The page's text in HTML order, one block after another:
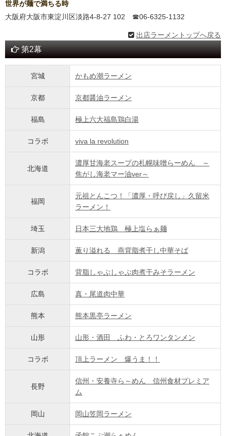
世界が麺で満ちる時
大阪府大阪市東淀川区淡路4-8-27 102 ☎︎06-6325-1132
出店ラーメントップへ戻る
第2幕
宮城 かもめ潮ラーメン
京都 京都醤油ラーメン
福島 極上六大福島鶏白湯
コラボ viva la revolution
北海道
濃厚甘海老スープの札幌味噌らーめん ～
焦がし海老マー油ver～
福岡
元祖とんこつ！「濃厚・呼び戻し」久留米
ラーメン！
埼玉 日本三大地鶏 極上塩らぁ麺
新潟 薫り溢れる 燕背脂煮干し中華そば
コラボ 背脂しゃぶしゃぶ肉煮干みそラーメン
広島 真・尾道肉中華
熊本 熊本黒亭ラーメン
山形 山形・酒田 ふわ・とろワンタンメン
コラボ 頂上ラーメン 爆うま！！
長野
信州・安養寺ら～めん 信州食材プレミア
ム
岡山 岡山笠岡ラーメン